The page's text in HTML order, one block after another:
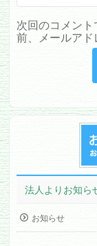
次回のコメン
前、メールアド
法人よりお知ら
お知らせ